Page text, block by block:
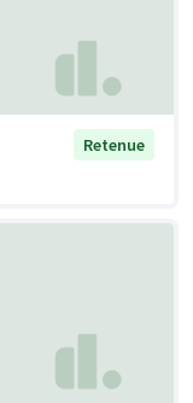
Retenue